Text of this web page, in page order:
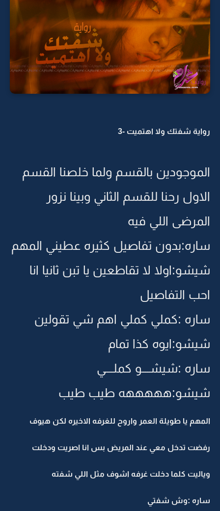
رواية شفتك ولا اهتميت -3
الموجودين بالقسم ولما خلصنا القسم
الاول رحنا للقسم الثاني وبينا نزور
المرضى اللي فيه
ساره:بدون تفاصيل كثيره عطيني المهم
شيشو:اولا لا تقاطعين يا تبن ثانيا انا
احب التفاصيل
ساره :كملي كملي اهم شي تقولين
شيشو:ايوه كذا تمام
ساره :شيشــــو كملــــي
شيشو:هههههه طيب طيب
المهم يا طويلة العمر واروح للغرفه الاخيره لكن هيوف
رفضت تدخل معي عند المريض بس انا اصريت ودخلت
وياليت كلما دخلت غرفه اشوف مثل اللي شفته
ساره :وش شفتي